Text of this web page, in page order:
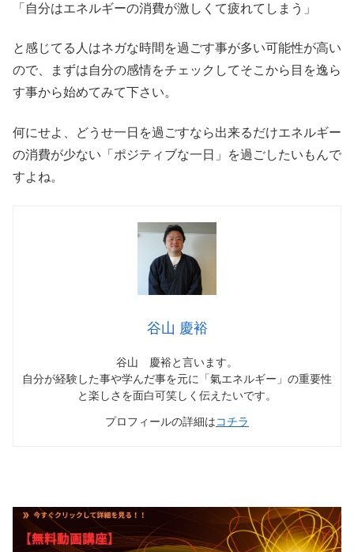
「自分はエネルギーの消費が激しくて疲れてしまう」
と感じてる人はネガな時間を過ごす事が多い可能性が高い
ので、まずは自分の感情をチェックしてそこから目を逸ら
す事から始めてみて下さい。
何にせよ、どうせ一日を過ごすなら出来るだけエネルギー
の消費が少ない「ポジティブな一日」を過ごしたいもんで
すよね。
谷山 慶裕
谷山 慶裕と言います。
自分が経験した事や学んだ事を元に「氣エネルギー」の重要性
と楽しさを面白可笑しく伝えたいです。
プロフィールの詳細はコチラ